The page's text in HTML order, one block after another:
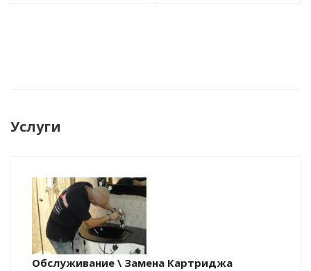
Услуги
Обслуживание \ Замена Картриджа